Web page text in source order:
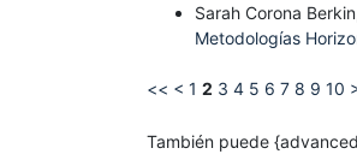
Sarah Corona
Metodologías
<< < 1 2 3 4 5 6 7 8 9 10
También puede